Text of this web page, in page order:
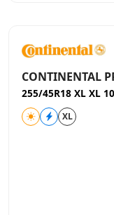
CONTINENTAL
255/45R18 XL XL
XL